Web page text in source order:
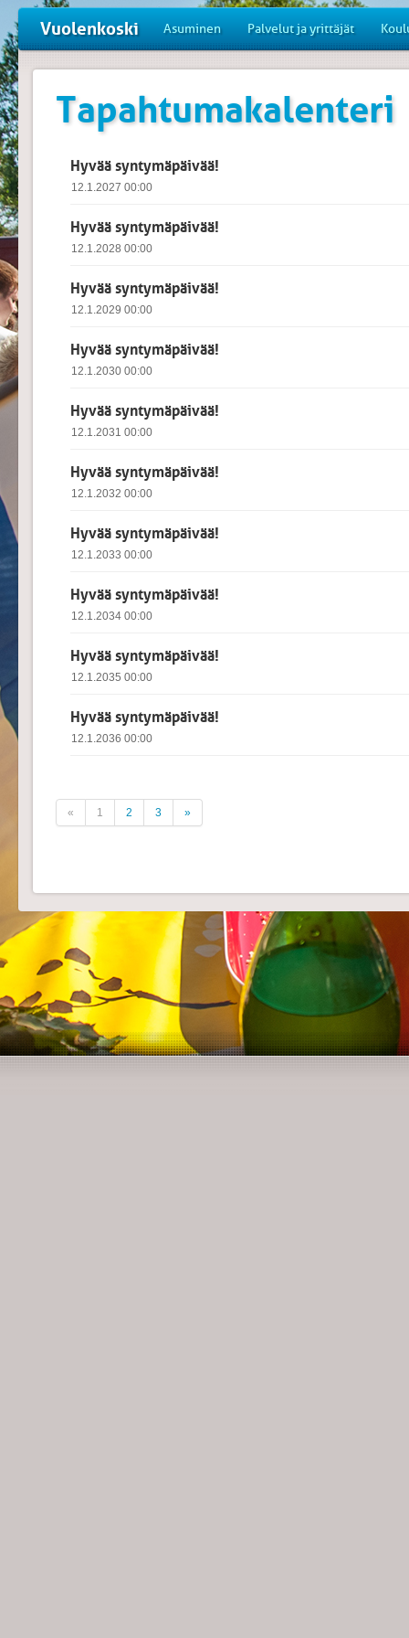
Vuolenkoski Asuminen Palvelut ja yrittäjät
Tapahtumakalenteri
Hyvää syntymäpäivää!
12.1.2027 00:00
Hyvää syntymäpäivää!
12.1.2028 00:00
Hyvää syntymäpäivää!
12.1.2029 00:00
Hyvää syntymäpäivää!
12.1.2030 00:00
Hyvää syntymäpäivää!
12.1.2031 00:00
Hyvää syntymäpäivää!
12.1.2032 00:00
Hyvää syntymäpäivää!
12.1.2033 00:00
Hyvää syntymäpäivää!
12.1.2034 00:00
Hyvää syntymäpäivää!
12.1.2035 00:00
Hyvää syntymäpäivää!
12.1.2036 00:00
« 1 2 3 »